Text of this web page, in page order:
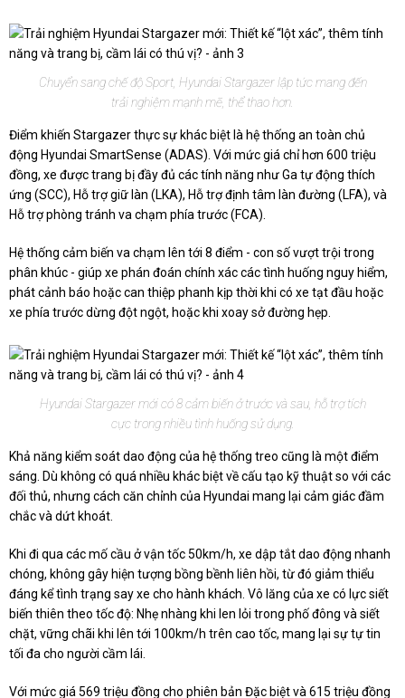
Chuyển sang chế độ Sport, Hyundai Stargazer lập tức mang đến
trải nghiệm mạnh mẽ, thể thao hơn.
Điểm khiến Stargazer thực sự khác biệt là hệ thống an toàn chủ
động Hyundai SmartSense (ADAS). Với mức giá chỉ hơn 600 triệu
đồng, xe được trang bị đầy đủ các tính năng như Ga tự động thích
ứng (SCC), Hỗ trợ giữ làn (LKA), Hỗ trợ định tâm làn đường (LFA), và
Hỗ trợ phòng tránh va chạm phía trước (FCA).
Hệ thống cảm biến va chạm lên tới 8 điểm - con số vượt trội trong
phân khúc - giúp xe phán đoán chính xác các tình huống nguy hiểm,
phát cảnh báo hoặc can thiệp phanh kịp thời khi có xe tạt đầu hoặc
xe phía trước dừng đột ngột, hoặc khi xoay sở đường hẹp.
Hyundai Stargazer mới có 8 cảm biến ở trước và sau, hỗ trợ tích
cực trong nhiều tình huống sử dụng.
Khả năng kiểm soát dao động của hệ thống treo cũng là một điểm
sáng. Dù không có quá nhiều khác biệt về cấu tạo kỹ thuật so với các
đối thủ, nhưng cách căn chỉnh của Hyundai mang lại cảm giác đầm
chắc và dứt khoát.
Khi đi qua các mố cầu ở vận tốc 50km/h, xe dập tắt dao động nhanh
chóng, không gây hiện tượng bồng bềnh liên hồi, từ đó giảm thiểu
đáng kể tình trạng say xe cho hành khách. Vô lăng của xe có lực siết
biến thiên theo tốc độ: Nhẹ nhàng khi len lỏi trong phố đông và siết
chặt, vững chãi khi lên tới 100km/h trên cao tốc, mang lại sự tự tin
tối đa cho người cầm lái.
Với mức giá 569 triệu đồng cho phiên bản Đặc biệt và 615 triệu đồng